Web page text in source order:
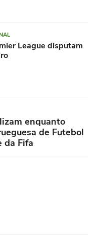
League disputam
enquanto
de Futebol
da Fifa